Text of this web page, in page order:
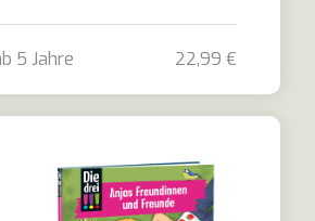
Briefe
5 Jahre 22,99 €